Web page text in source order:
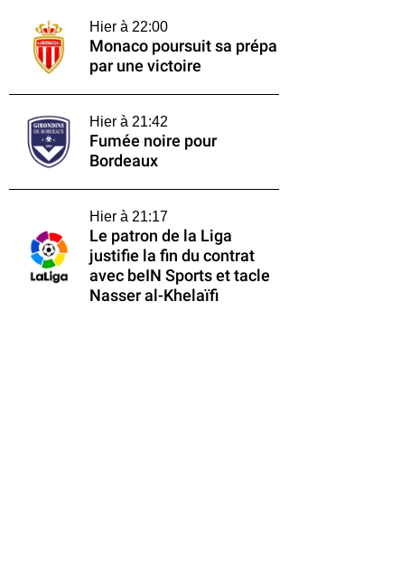
Hier à 22:00
Monaco poursuit sa prépa
par une victoire
Hier à 21:42
Fumée noire pour
Bordeaux
Hier à 21:17
Le patron de la Liga
justifie la fin du contrat
avec beIN Sports et tacle
Nasser al-Khelaïfi